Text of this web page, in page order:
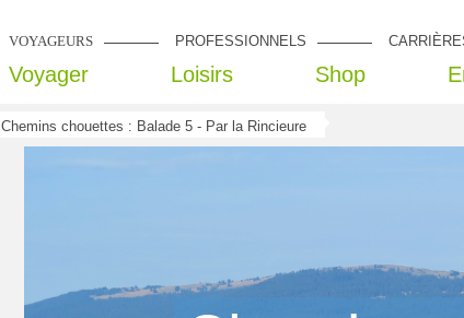
VOYAGEURS PROFESSIONNELS
Voyager Loisirs Shop
Chemins chouettes : Balade 5 - Par la Rincieure